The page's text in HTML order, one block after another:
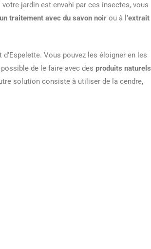
jardin est envahi par ces insectes, vous
un traitement avec du savon noir ou à l’extrait
Vous pouvez les éloigner en les
de le faire avec des produits naturels
solution consiste à utiliser de la cendre,